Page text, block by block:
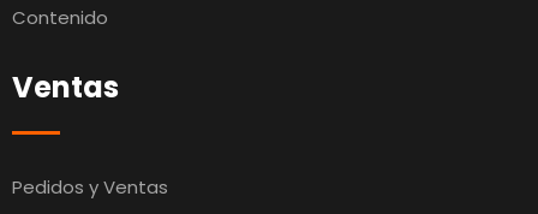
Contenido
Ventas
Pedidos y Ventas